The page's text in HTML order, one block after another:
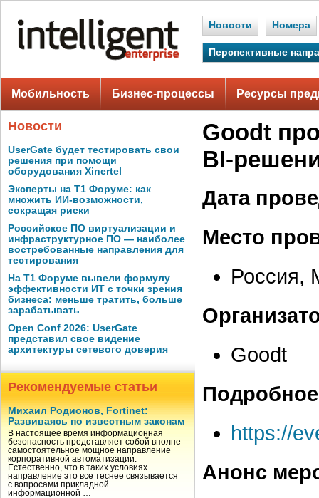
Новости Номера
Перспективные
Мобильность Бизнес-процессы Ресурсы
Новости
UserGate будет тестировать свои
решения при помощи
оборудования Xinertel
Эксперты на Т1 Форуме: как
множить ИИ-возможности,
сокращая риски
Российское ПО виртуализации и
инфраструктурное ПО — наиболее
востребованные направления для
тестирования
На Т1 Форуме вывели формулу
эффективности ИТ с точки зрения
бизнеса: меньше тратить, больше
зарабатывать
Open Conf 2026: UserGate
представил свое видение
архитектуры сетевого доверия
Рекомендуемые статьи
Михаил Родионов, Fortinet:
Развиваясь по известным законам
В настоящее время информационная
безопасность представляет собой вполне
самостоятельное мощное направление
корпоративной автоматизации.
Естественно, что в таких условиях
направление это все теснее связывается
с вопросами прикладной
информационной …
Goodt
BI-
Дата
Место
Россия,
Goodt
https://
Анонс